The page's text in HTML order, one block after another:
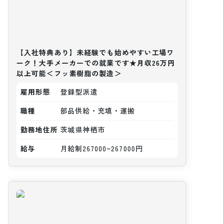
【入社特典あり】未経験でも始めやすい工場ワ
ーク！大手メーカーでの就業です★月収26万円
以上可能＜フッ素樹脂の製造＞
雇用形態
登録型派遣
職種
部品供給・充填・運搬
勤務地住所 茨城県神栖市
給与
月給制267000~267000円